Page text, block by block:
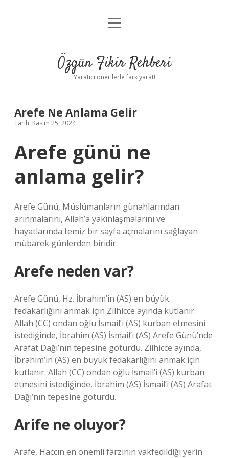
Gizlilik Politikası
Yasal Uyarı
menüyü
Özgün Fikir Rehberi
Yaratıcı önerilerle fark yarat!
Arefe Ne Anlama Gelir
Tarih: Kasım 25, 2024
Arefe günü ne
anlama gelir?
Arefe Günü, Müslümanların günahlarından
arınmalarını, Allah’a yakınlaşmalarını ve
hayatlarında temiz bir sayfa açmalarını sağlayan
mübarek günlerden biridir.
Arefe neden var?
Arefe Günü, Hz. İbrahim’in (AS) en büyük
fedakarlığını anmak için Zilhicce ayında kutlanır.
Allah (CC) ondan oğlu İsmail’i (AS) kurban etmesini
istediğinde, İbrahim (AS) İsmail’i (AS) Arefe Günü’nde
Arafat Dağı’nın tepesine götürdü. Zilhicce ayında,
İbrahim’in (AS) en büyük fedakarlığını anmak için
kutlanır. Allah (CC) ondan oğlu İsmail’i (AS) kurban
etmesini istediğinde, İbrahim (AS) İsmail’i (AS) Arafat
Dağı’nın tepesine götürdü.
Arife ne oluyor?
Arafe, Haccın en önemli farzının vakfedildiği yerin